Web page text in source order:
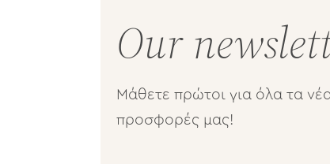
Our
Mάθετε πρώτοι για όλα τα
προσφορές μας!